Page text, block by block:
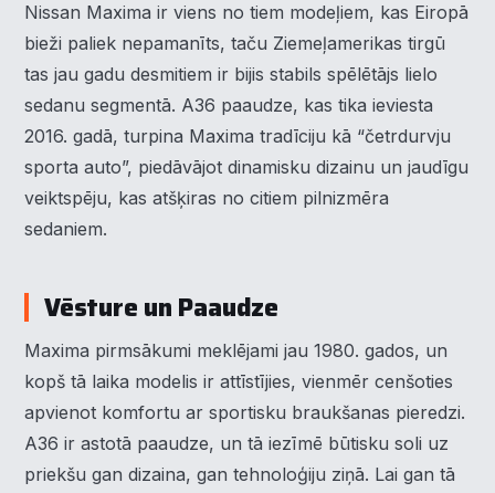
Nissan Maxima ir viens no tiem modeļiem, kas Eiropā
bieži paliek nepamanīts, taču Ziemeļamerikas tirgū
tas jau gadu desmitiem ir bijis stabils spēlētājs lielo
sedanu segmentā. A36 paaudze, kas tika ieviesta
2016. gadā, turpina Maxima tradīciju kā “četrdurvju
sporta auto”, piedāvājot dinamisku dizainu un jaudīgu
veiktspēju, kas atšķiras no citiem pilnizmēra
sedaniem.
Vēsture un Paaudze
Maxima pirmsākumi meklējami jau 1980. gados, un
kopš tā laika modelis ir attīstījies, vienmēr cenšoties
apvienot komfortu ar sportisku braukšanas pieredzi.
A36 ir astotā paaudze, un tā iezīmē būtisku soli uz
priekšu gan dizaina, gan tehnoloģiju ziņā. Lai gan tā